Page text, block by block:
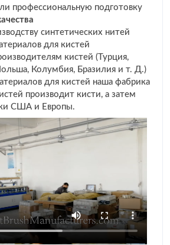
профессиональную подготовку
синтетических нитей
для кистей
кистей (Турция,
Колумбия, Бразилия и т. Д.)
для кистей наша фабрика
производит кисти, а затем
США и Европы.